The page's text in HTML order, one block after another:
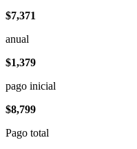
$7,371
anual
$1,379
pago inicial
$8,799
Pago total